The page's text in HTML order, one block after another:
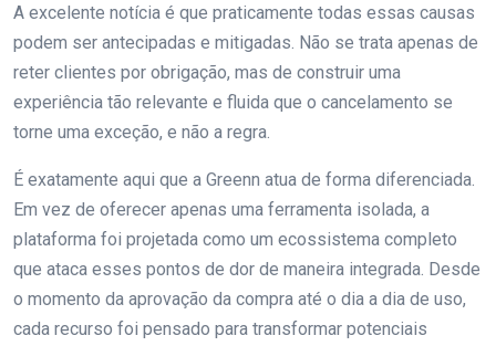
A excelente notícia é que praticamente todas essas causas
podem ser antecipadas e mitigadas. Não se trata apenas de
reter clientes por obrigação, mas de construir uma
experiência tão relevante e fluida que o cancelamento se
torne uma exceção, e não a regra.
É exatamente aqui que a Greenn atua de forma diferenciada.
Em vez de oferecer apenas uma ferramenta isolada, a
plataforma foi projetada como um ecossistema completo
que ataca esses pontos de dor de maneira integrada. Desde
o momento da aprovação da compra até o dia a dia de uso,
cada recurso foi pensado para transformar potenciais